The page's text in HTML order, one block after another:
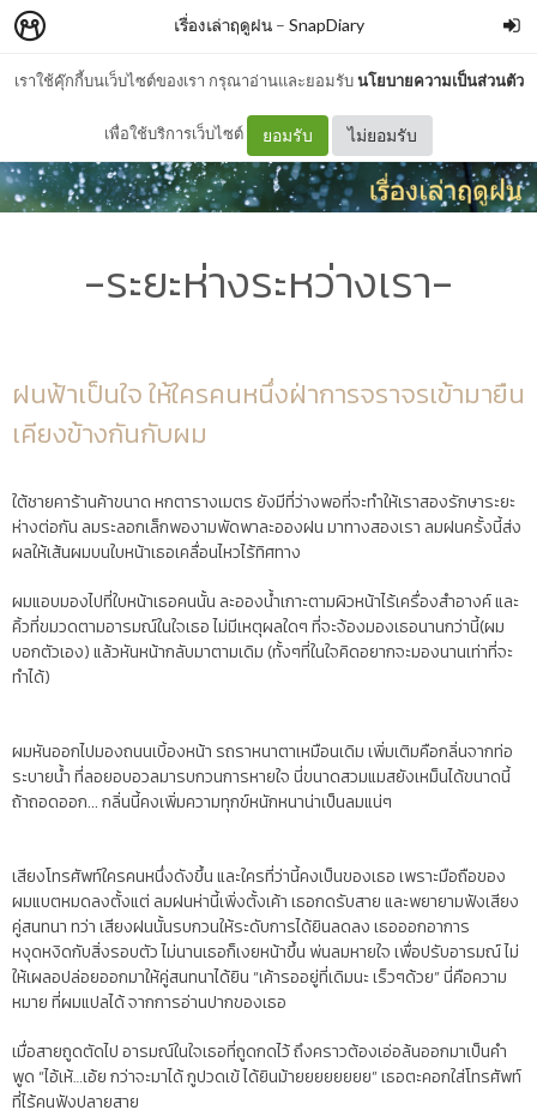
เราใช้คุ๊กกี้บนเว็บไซต์ของเรา กรุณาอ่านและยอมรับนโยบายความเป็นส่วนตัว
เพื่อใช้บริการเว็บไซต์ ยอมรับ ไม่ยอมรับ
เรื่องเล่าฤดูฝน– SnapDiary
-ระยะห่างระหว่างเรา-
ฝนฟ้าเป็นใจ ให้ใครคนหนึ่งฝ่าการจราจรเข้ามายืน
เคียงข้างกันกับผม
ใต้ชายคาร้านค้าขนาด หกตารางเมตร ยังมีที่ว่างพอที่จะทำให้เราสองรักษาระยะ
ห่างต่อกัน ลมระลอกเล็กพองามพัดพาละอองฝน มาทางสองเรา ลมฝนครั้งนี้ส่ง
ผลให้เส้นผมบนใบหน้าเธอเคลื่อนไหวไร้ทิศทาง
ผมแอบมองไปที่ใบหน้าเธอคนนั้น ละอองน้ำเกาะตามผิวหน้าไร้เครื่องสำอางค์ และ
คิ้วที่ขมวดตามอารมณ์ในใจเธอ ไม่มีเหตุผลใดๆ ที่จะจ้องมองเธอนานกว่านี้(ผม
บอกตัวเอง) แล้วหันหน้ากลับมาตามเดิม (ทั้งๆที่ในใจคิดอยากจะมองนานเท่าที่จะ
ทำได้)
ผมหันออกไปมองถนนเบิ้องหน้า รถราหนาตาเหมือนเดิม เพิ่มเติมคือกลิ่นจากท่อ
ระบายน้ำ ที่ลอยอบอวลมารบกวนการหายใจ นี่ขนาดสวมแมสยังเหม็นได้ขนาดนี้
ถ้าถอดออก... กลิ่นนี้คงเพิ่มความทุกข์หนักหนาน่าเป็นลมแน่ๆ
เสียงโทรศัพท์ใครคนหนึ่งดังขึ้น และใครที่ว่านี้คงเป็นของเธอ เพราะมือถือของ
ผมแบตหมดลงตั้งแต่ ลมฝนห่านี้เพิ่งตั้งเค้า เธอกดรับสาย และพยายามฟังเสียง
คู่สนทนา ทว่า เสียงฝนนั้นรบกวนให้ระดับการได้ยินลดลง เธอออกอาการ
หงุดหงิดกับสิ่งรอบตัว ไม่นานเธอก็เงยหน้าขึ้น พ่นลมหายใจ เพื่อปรับอารมณ์ ไม่
ให้เผลอปล่อยออกมาให้คู่สนทนาได้ยิน “เค้ารออยู่ที่เดิมนะ เร็วๆด้วย” นี่คือความ
หมาย ที่ผมแปลได้ จากการอ่านปากของเธอ
เมื่อสายถูดตัดไป อารมณ์ในใจเธอที่ถูดกดไว้ ถึงคราวต้องเอ่อล้นออกมาเป็นคำ
พูด “ไอ้เห้…เอ้ย กว่าจะมาได้ กูปวดเข้ ได้ยินม้ายยยยยยยย” เธอตะคอกใส่โทรศัพท์
ที่ไร้คนฟังปลายสาย